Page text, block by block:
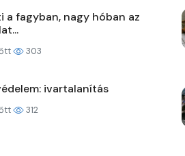
a fagyban, nagy hóban az
303
ivartalanítás
312